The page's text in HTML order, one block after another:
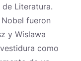
de Literatura.
fueron
y Wislawa
como